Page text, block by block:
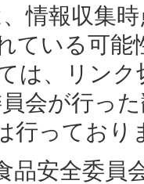
情報収集
ている可
は、リン
会が行っ
行っており
安全委員